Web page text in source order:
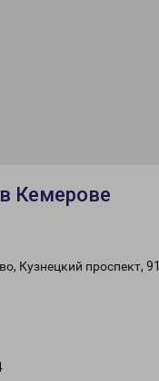
Кемерове
Кузнецкий проспект, 91